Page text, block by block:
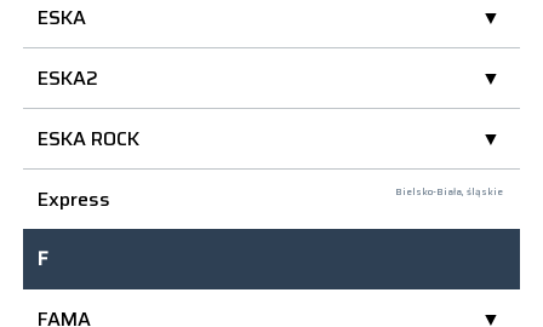
ESKA
ESKA2
ESKA ROCK
Express
Bielsko-Biała, śląskie
F
FAMA